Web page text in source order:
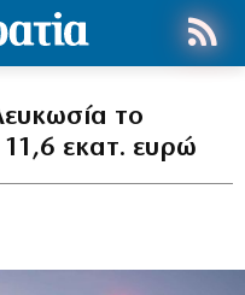
το
11,6 εκατ. ευρώ